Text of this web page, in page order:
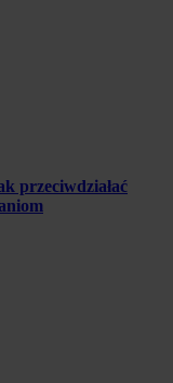
przeciwdziałać